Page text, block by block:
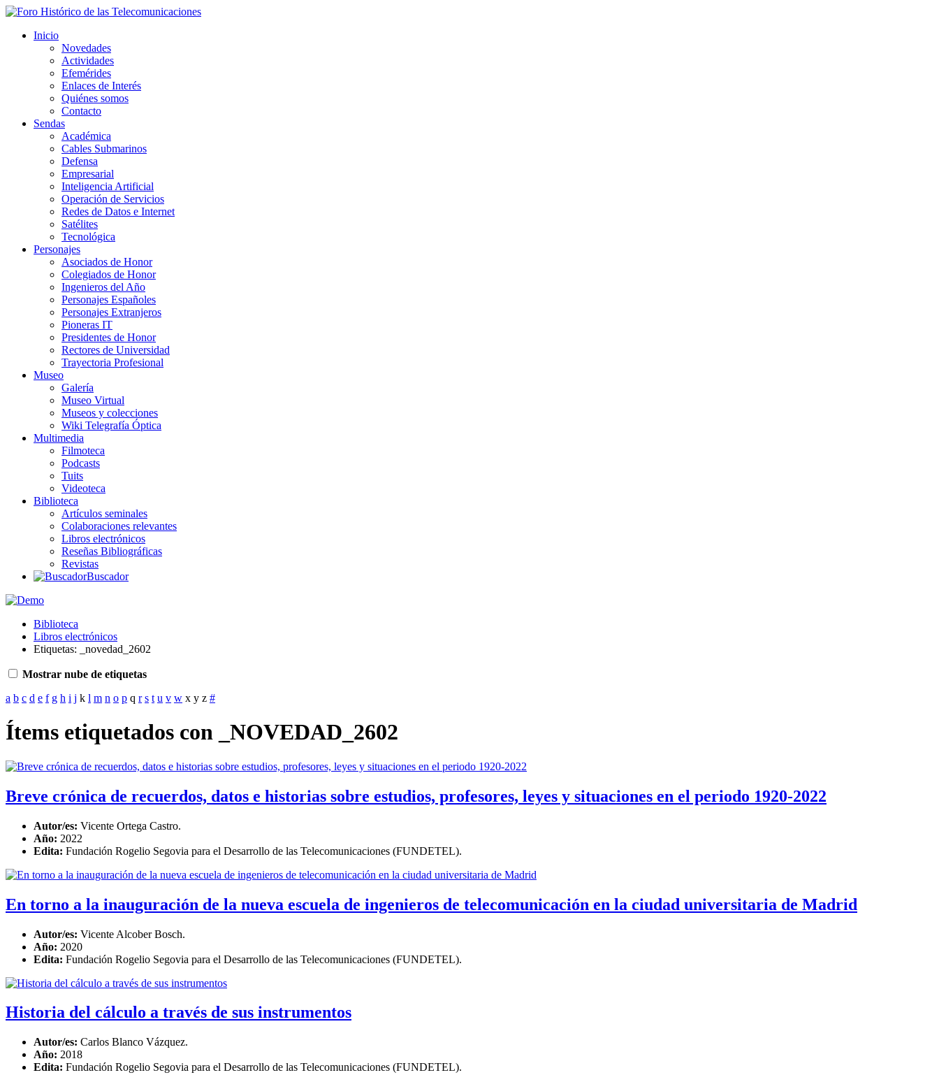
Inicio
Novedades
Actividades
Efemérides
Enlaces de Interés
Quiénes somos
Contacto
Sendas
Académica
Cables Submarinos
Defensa
Empresarial
Inteligencia Artificial
Operación de Servicios
Redes de Datos e Internet
Satélites
Tecnológica
Personajes
Asociados de Honor
Colegiados de Honor
Ingenieros del Año
Personajes Españoles
Personajes Extranjeros
Pioneras IT
Presidentes de Honor
Rectores de Universidad
Trayectoria Profesional
Museo
Galería
Museo Virtual
Museos y colecciones
Wiki Telegrafía Óptica
Multimedia
Filmoteca
Podcasts
Tuits
Videoteca
Biblioteca
Artículos seminales
Colaboraciones relevantes
Libros electrónicos
Reseñas Bibliográficas
Revistas
Buscador
Biblioteca
Libros electrónicos
Etiquetas: _novedad_2602
Mostrar nube de etiquetas
a b c d e f g h i j k l m n o p q r s t u v w x y z #
Ítems etiquetados con _NOVEDAD_2602
Breve crónica de recuerdos, datos e historias sobre estudios, profesores, leyes y situaciones en el periodo 1920-2022
Autor/es: Vicente Ortega Castro.
Año: 2022
Edita: Fundación Rogelio Segovia para el Desarrollo de las Telecomunicaciones (FUNDETEL).
En torno a la inauguración de la nueva escuela de ingenieros de telecomunicación en la ciudad universitaria de Madrid
Autor/es: Vicente Alcober Bosch.
Año: 2020
Edita: Fundación Rogelio Segovia para el Desarrollo de las Telecomunicaciones (FUNDETEL).
Historia del cálculo a través de sus instrumentos
Autor/es: Carlos Blanco Vázquez.
Año: 2018
Edita: Fundación Rogelio Segovia para el Desarrollo de las Telecomunicaciones (FUNDETEL).